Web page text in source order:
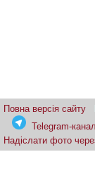
Повна версія сайту
Telegram-канал
Надіслати фото